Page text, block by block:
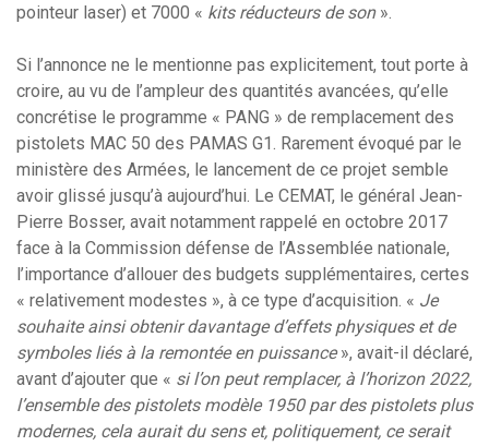
pointeur laser) et 7000 « kits réducteurs de son».
Si l’annonce ne le mentionne pas explicitement, tout porte à
croire, au vu de l’ampleur des quantités avancées, qu’elle
concrétise le programme « PANG » de remplacement des
pistolets MAC 50 des PAMAS G1. Rarement évoqué par le
ministère des Armées, le lancement de ce projet semble
avoir glissé jusqu’à aujourd’hui. Le CEMAT, le général Jean-
Pierre Bosser, avait notamment rappelé en octobre 2017
face à la Commission défense de l’Assemblée nationale,
l’importance d’allouer des budgets supplémentaires, certes
« relativement modestes », à ce type d’acquisition. « Je
souhaite ainsi obtenir davantage d’effets physiques et de
symboles liés à la remontée en puissance», avait-il déclaré,
avant d’ajouter que « si l’on peut remplacer, à l’horizon 2022,
l’ensemble des pistolets modèle 1950 par des pistolets plus
modernes, cela aurait du sens et, politiquement, ce serait